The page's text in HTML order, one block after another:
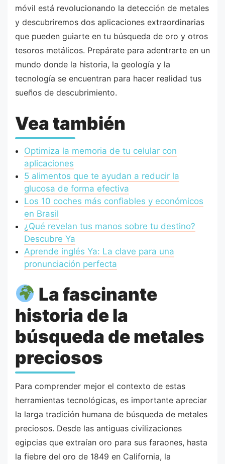
móvil está revolucionando la detección de metales
y descubriremos dos aplicaciones extraordinarias
que pueden guiarte en tu búsqueda de oro y otros
tesoros metálicos. Prepárate para adentrarte en un
mundo donde la historia, la geología y la
tecnología se encuentran para hacer realidad tus
sueños de descubrimiento.
Vea también
Optimiza la memoria de tu celular con
aplicaciones
5 alimentos que te ayudan a reducir la
glucosa de forma efectiva
Los 10 coches más confiables y económicos
en Brasil
¿Qué revelan tus manos sobre tu destino?
Descubre Ya
Aprende inglés Ya: La clave para una
pronunciación perfecta
La fascinante
historia de la
búsqueda de metales
preciosos
Para comprender mejor el contexto de estas
herramientas tecnológicas, es importante apreciar
la larga tradición humana de búsqueda de metales
preciosos. Desde las antiguas civilizaciones
egipcias que extraían oro para sus faraones, hasta
la fiebre del oro de 1849 en California, la